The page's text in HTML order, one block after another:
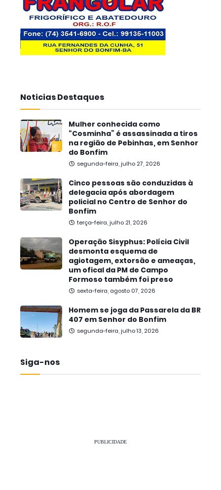
Noticias Destaques
Mulher conhecida como
“Cosminha” é assassinada a tiros
na região de Pebinhas, em Senhor
do Bonfim
segunda-feira, julho 27, 2026
Cinco pessoas são conduzidas à
delegacia após abordagem
policial no Centro de Senhor do
Bonfim
terça-feira, julho 21, 2026
Operação Sisyphus: Polícia Civil
desmonta esquema de
agiotagem, extorsão e ameaças,
um ofical da PM de Campo
Formoso também foi preso
sexta-feira, agosto 07, 2026
Homem se joga da Passarela da BR
407 em Senhor do Bonfim
segunda-feira, julho 13, 2026
Siga-nos
PUBLICIDADE